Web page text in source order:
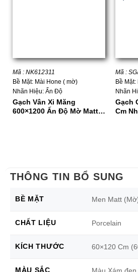
Mã : NK612311
Bề Mặt: Mài Hone ( mờ)
Nhãn Hiệu: Ấn Độ
Gạch Vân Xi Măng
600×1200 Ấn Độ Mờ Matt
Mã :
Bề
Nhãn
Gạch
Cm
THÔNG TIN BỔ SUNG
BỀ MẶT Men Matt
CHẤT LIỆU Porcelain
KÍCH THƯỚC 60×120 Cm
MÀU SẮC